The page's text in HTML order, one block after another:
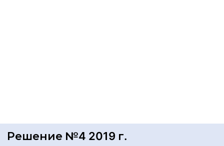
Решение №4 2019 г.